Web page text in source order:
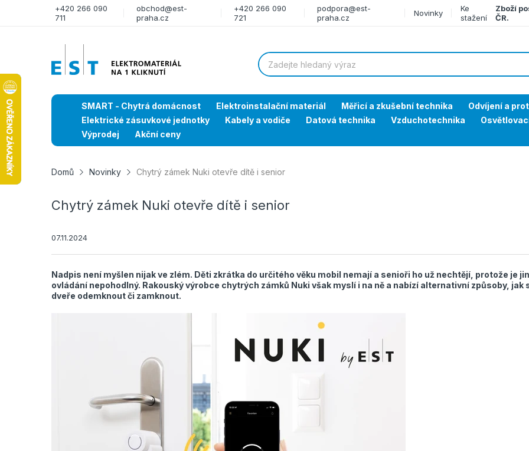
+420 266 090
711
obchod@est-
praha.cz
+420 266 090
721
podpora@est-
praha.cz
Novinky
Ke
stažení
Zboží
ČR.
SMART - Chytrá domácnost Elektroinstalační materiál Měřicí a zkušební technika
Odvíjení a
Elektrické zásuvkové jednotky
Kabely a vodiče Datová technika Vzduchotechnika
Výprodej
Akční ceny
Domů Novinky Chytrý zámek Nuki otevře dítě i senior
Chytrý zámek Nuki otevře dítě i senior
07.11.2024
Nadpis není myšlen nijak ve zlém. Děti zkrátka do určitého věku mobil nemají a senioři ho už nechtějí, protože je
ovládání nepohodlný. Rakouský výrobce chytrých zámků Nuki však myslí i na ně a nabízí alternativní způsoby, jak
dveře odemknout či zamknout.